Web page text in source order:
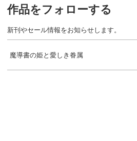
作品をフォローする
新刊やセール情報をお知らせします。
魔導書の姫と愛しき眷属